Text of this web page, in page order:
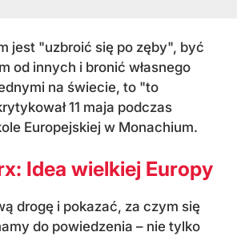
jest "uzbroić się po zęby", być
od innych i bronić własnego
na świecie, to "to
11 maja podczas
Europejskiej w Monachium.
Idea wielkiej Europy
drogę i pokazać, za czym się
do powiedzenia – nie tylko